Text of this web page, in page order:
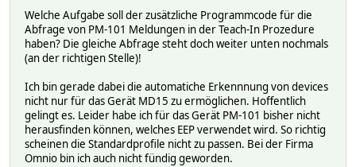
Welche Aufgabe soll der zusätzliche Programmcode für die
Abfrage von PM-101 Meldungen in der Teach-In Prozedure
haben? Die gleiche Abfrage steht doch weiter unten nochmals
(an der richtigen Stelle)!
Ich bin gerade dabei die automatiche Erkennnung von devices
nicht nur für das Gerät MD15 zu ermöglichen. Hoffentlich
gelingt es. Leider habe ich für das Gerät PM-101 bisher nicht
herausfinden können, welches EEP verwendet wird. So richtig
scheinen die Standardprofile nicht zu passen. Bei der Firma
Omnio bin ich auch nicht fündig geworden.